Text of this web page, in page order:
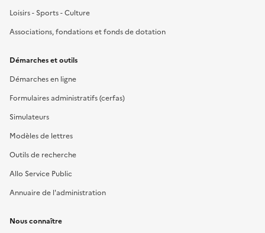
Loisirs - Sports - Culture
Associations, fondations et fonds de dotation
Démarches et outils
Démarches en ligne
Formulaires administratifs (cerfas)
Simulateurs
Modèles de lettres
Outils de recherche
Allo Service Public
Annuaire de l'administration
Nous connaître